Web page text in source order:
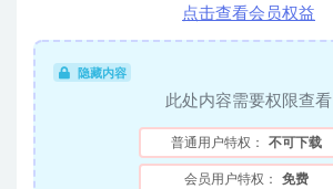
点击查看会员权益
隐藏内容
此处内容需要权限查看
普通用户特权： 不可下载
会员用户特权： 免费